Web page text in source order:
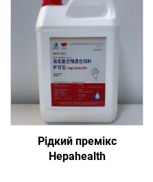
Рідкий премікс
Hepahealth